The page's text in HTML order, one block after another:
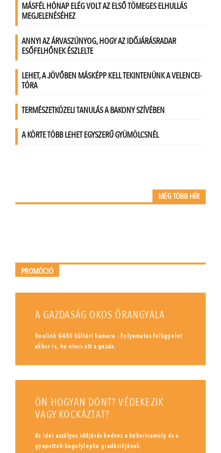
MÉG TÖBB HÍR
PROMÓCIÓ
A GAZDASÁG OKOS ŐRANGYALA
Reolink G450 kültéri kamera - Folyamatos felügyelet
akkor is, ha nincs ott a gazda.
ÖN HOGYAN DÖNT? VÉDEKEZIK
VAGY KOCKÁZTAT?
Az idei aszályos időjárás kedvez a kukoricamoly és a
gyapottok-bagolylepke gradációjának.